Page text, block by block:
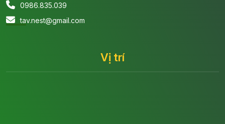
0986.835.039
tav.nest@gmail.com
Vị trí